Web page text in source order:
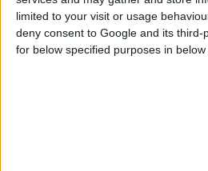
limited to your visit or usage
deny consent to Google and its
for below specified purposes in
καταβάλλουν την αμοιβή. Ωστόσο
επιχειρήσεις, όπως ένα
αποφάνθηκε πως η εκπομπή